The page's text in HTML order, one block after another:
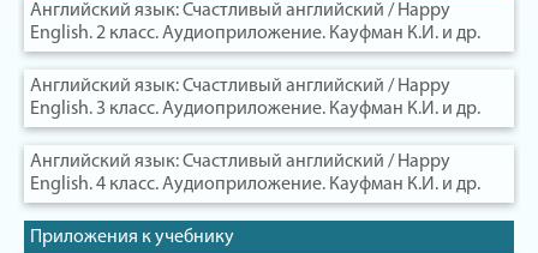
Английский язык: Счастливый английский / Happy
English. 2 класс. Аудиоприложение. Кауфман К.И. и др.
Английский язык: Счастливый английский / Happy
English. 3 класс. Аудиоприложение. Кауфман К.И. и др.
Английский язык: Счастливый английский / Happy
English. 4 класс. Аудиоприложение. Кауфман К.И. и др.
Приложения к учебнику